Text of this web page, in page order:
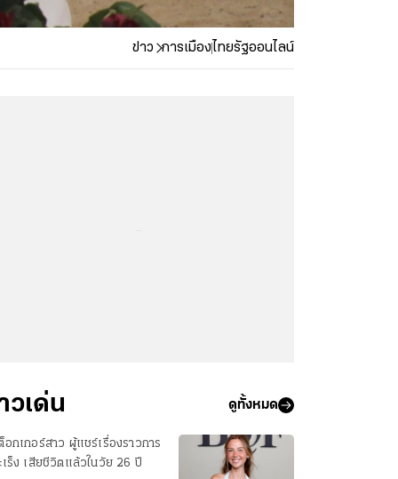
ข่าว การเมืองไทยรัฐออนไลน์
วเด่น ดูทั้งหมด
อกเกอร์สาว ผู้แชร์เรื่องราวการ
เร็ง เสียชีวิตแล้วในวัย 26 ปี